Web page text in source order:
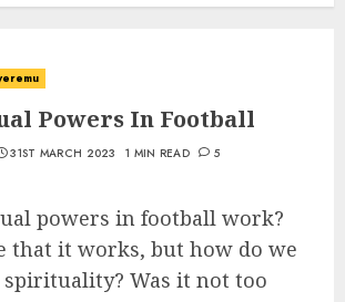
Powers In Football
31ST MARCH 2023 1 MIN READ 5
powers in football work?
that it works, but how do we
Was it not too